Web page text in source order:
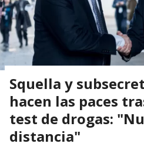
Squella y
hacen las paces
test de drogas:
distancia"